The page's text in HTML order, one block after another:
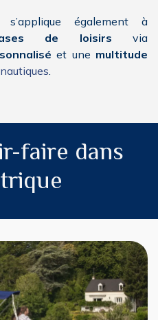
également à
de loisirs via
et une multitude
faire dans